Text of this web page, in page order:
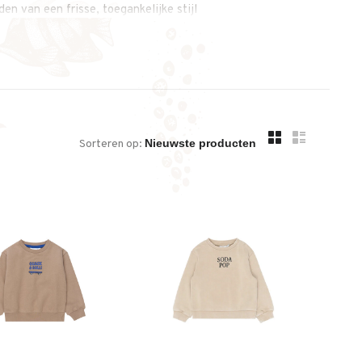
van een frisse, toegankelijke stijl
Sorteren op: